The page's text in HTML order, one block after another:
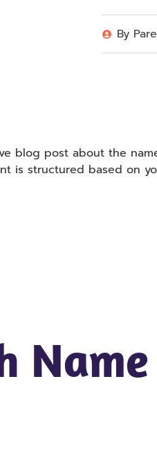
By
blog post about the
is structured based on